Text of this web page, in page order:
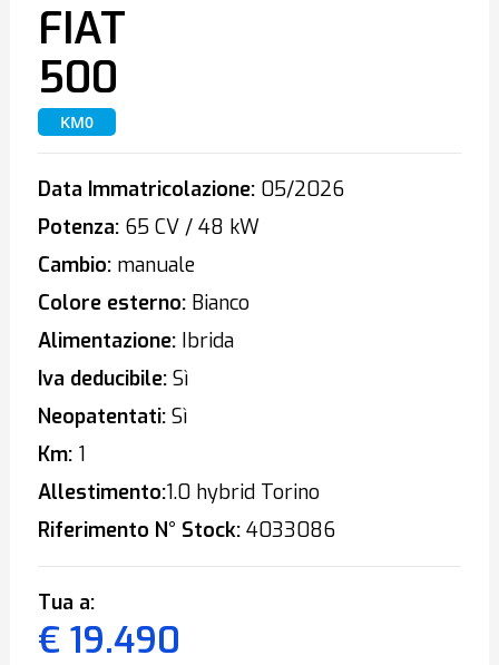
FIAT
500
KM0
Data Immatricolazione:05/2026
Potenza:65 CV / 48 kW
Cambio:manuale
Colore esterno:Bianco
Alimentazione:Ibrida
Iva deducibile:Sì
Neopatentati:Sì
Km:1
Allestimento:1.0 hybrid Torino
Riferimento N° Stock:4033086
Tua a:
€ 19.490